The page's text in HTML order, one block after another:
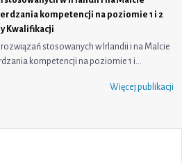
kompetencji na poziomie 1 i 2
Kwalifikacji
stosowanych w Irlandii i na Malcie
kompetencji na poziomie 1 i…
Więcej publikacji